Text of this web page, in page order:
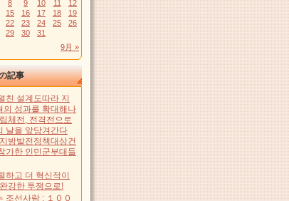
9月 »
8 9 10 11
12
15 16 17 18
19
22 23 24 25
26
29 30 31
記事
친 설계도따라 지
의 성과를 확대해나
체전, 전격전으로
날을 앞당겨간다
방발전정책대상건
가한 인민군부대들
하고 더 혁신적이
강한 투쟁으로!
조선사람 : １００